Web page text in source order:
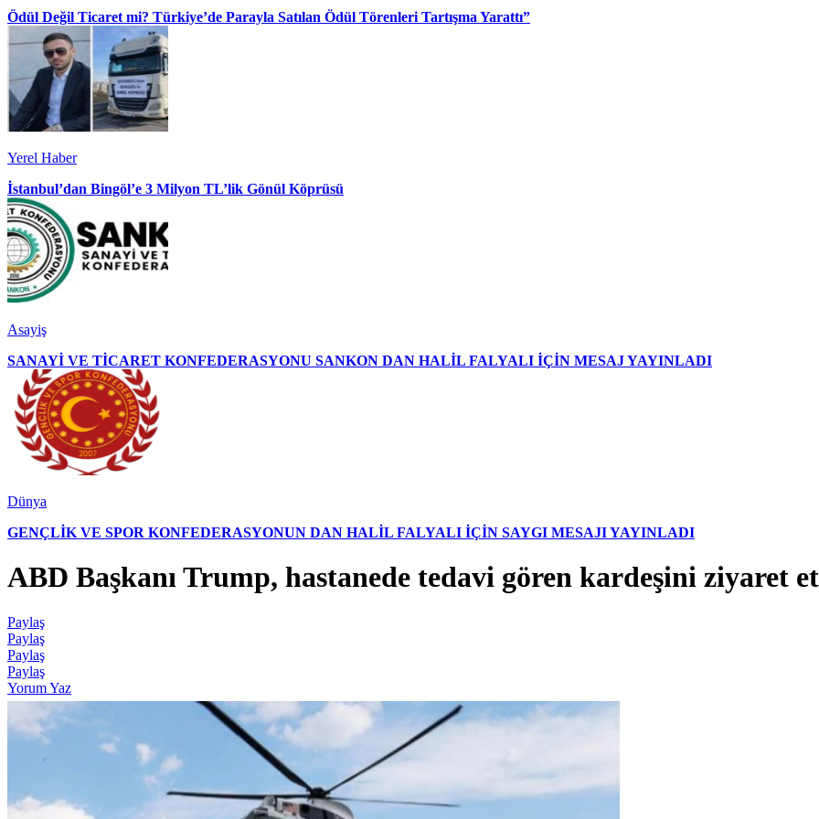
Ödül Değil Ticaret mi? Türkiye’de Parayla Satılan Ödül Törenleri Tartışma Yarattı”
Yerel Haber
İstanbul’dan Bingöl’e 3 Milyon TL’lik Gönül Köprüsü
Asayiş
SANAYİ VE TİCARET KONFEDERASYONU SANKON DAN HALİL FALYALI İÇİN MESAJ YAYINLADI
Dünya
GENÇLİK VE SPOR KONFEDERASYONUN DAN HALİL FALYALI İÇİN SAYGI MESAJI YAYINLADI
ABD Başkanı Trump, hastanede tedavi gören kardeşini ziyaret
Paylaş
Paylaş
Paylaş
Paylaş
Yorum Yaz